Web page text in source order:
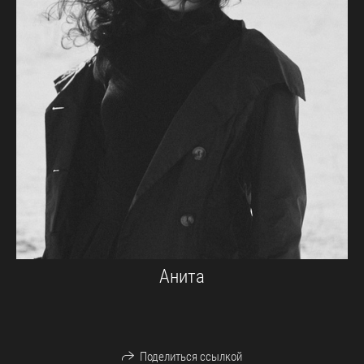
Анита
Поделиться ссылкой